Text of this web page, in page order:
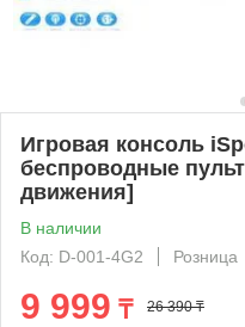
Игровая консоль
беспроводные
движения]
В наличии
Код: D-001-4G2
Розница
9 999 ₸ 26 390 ₸